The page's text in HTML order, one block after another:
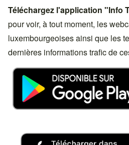
Téléchargez l'application "Info
pour voir, à tout moment, les
luxembourgeoises ainsi que les
dernières informations trafic de